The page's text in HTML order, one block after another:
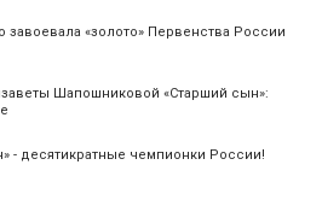
завоевала «золото» Первенства России
Шапошниковой «Старший сын»:
- десятикратные чемпионки России!